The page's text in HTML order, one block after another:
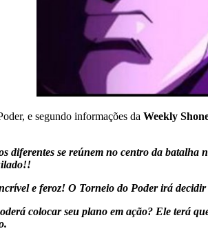
e segundo informações da Weekly
diferentes se reúnem no centro da
e feroz! O Torneio do Poder irá
colocar seu plano em ação? Ele terá